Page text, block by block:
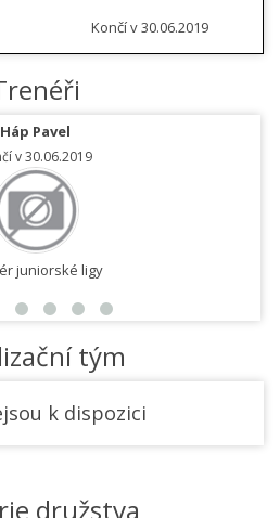
Končí v 30.06.2019
Háp Pavel
v 30.06.2019
juniorské ligy
tým
k dispozici
družstva